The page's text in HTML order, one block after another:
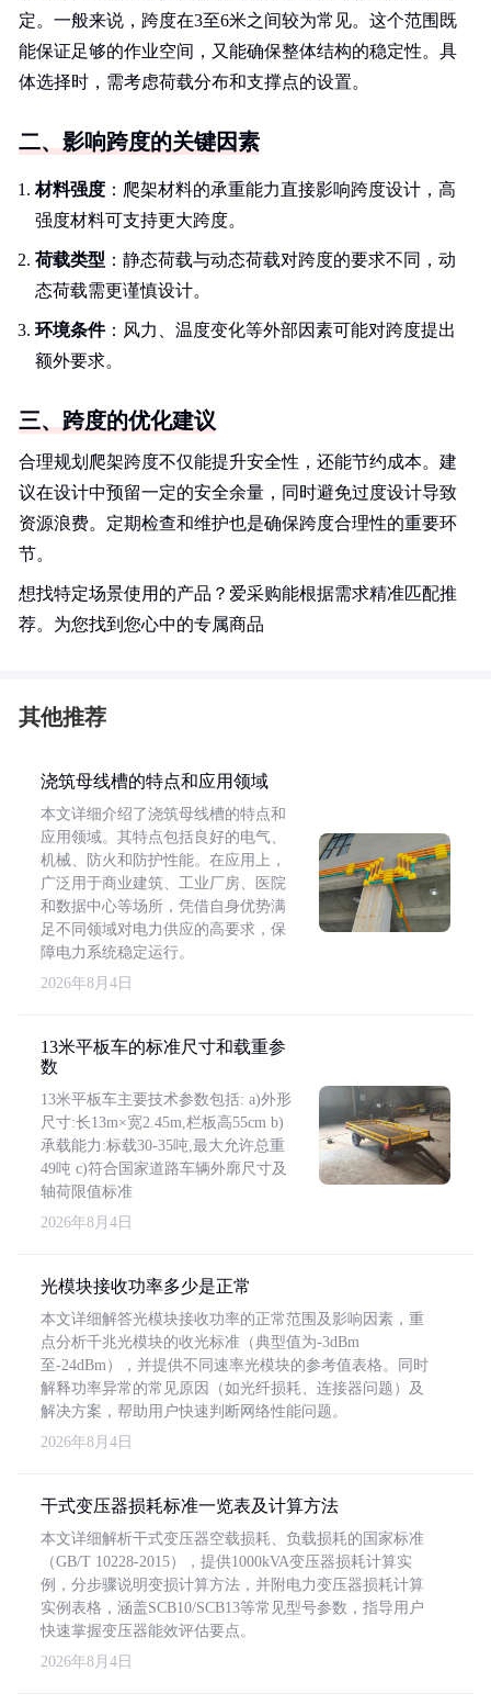
定。一般来说，跨度在3至6米之间较为常见。这个范围既
能保证足够的作业空间，又能确保整体结构的稳定性。具
体选择时，需考虑荷载分布和支撑点的设置。
二、影响跨度的关键因素
材料强度 ：爬架材料的承重能力直接影响跨度设计，高
强度材料可支持更大跨度。
荷载类型 ：静态荷载与动态荷载对跨度的要求不同，动
态荷载需更谨慎设计。
环境条件：风力、温度变化等外部因素可能对跨度提出
额外要求。
三、跨度的优化建议
合理规划爬架跨度不仅能提升安全性，还能节约成本。建
议在设计中预留一定的安全余量，同时避免过度设计导致
资源浪费。定期检查和维护也是确保跨度合理性的重要环
节。
想找特定场景使用的产品？爱采购能根据需求精准匹配推
荐。为您找到您心中的专属商品
其他推荐
浇筑母线槽的特点和应用领域
本文详细介绍了浇筑母线槽的特点和
应用领域。其特点包括良好的电气、
机械、防火和防护性能。在应用上，
广泛用于商业建筑、工业厂房、医院
和数据中心等场所，凭借自身优势满
足不同领域对电力供应的高要求，保
障电力系统稳定运行。
2026年8月4日
13米平板车的标准尺寸和载重参
数
13米平板车主要技术参数包括: a)外形
尺寸:长13m×宽2.45m,栏板高55cm b)
承载能力:标载30-35吨,最大允许总重
49吨 c)符合国家道路车辆外廓尺寸及
轴荷限值标准
2026年8月4日
光模块接收功率多少是正常
本文详细解答光模块接收功率的正常范围及影响因素，重
点分析千兆光模块的收光标准（典型值为-3dBm
至-24dBm），并提供不同速率光模块的参考值表格。同时
解释功率异常的常见原因（如光纤损耗、连接器问题）及
解决方案，帮助用户快速判断网络性能问题。
2026年8月4日
干式变压器损耗标准一览表及计算方法
本文详细解析干式变压器空载损耗、负载损耗的国家标准
（GB/T 10228-2015），提供1000kVA变压器损耗计算实
例，分步骤说明变损计算方法，并附电力变压器损耗计算
实例表格，涵盖SCB10/SCB13等常见型号参数，指导用户
快速掌握变压器能效评估要点。
2026年8月4日